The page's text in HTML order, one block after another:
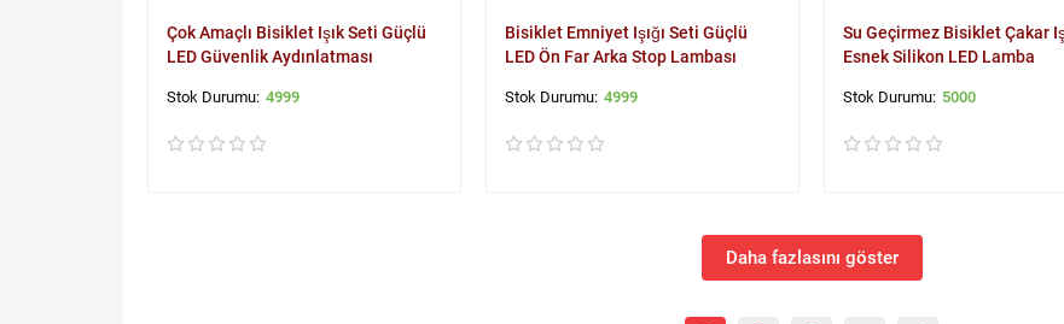
Çok Amaçlı Bisiklet Işık Seti Güçlü
LED Güvenlik Aydınlatması
4999
Bisiklet Emniyet Işığı Seti Güçlü
LED Ön Far Arka Stop Lambası
4999
Su Geçirmez Bisiklet Çakar
Esnek Silikon LED Lamba
5000
Daha fazlasını göster